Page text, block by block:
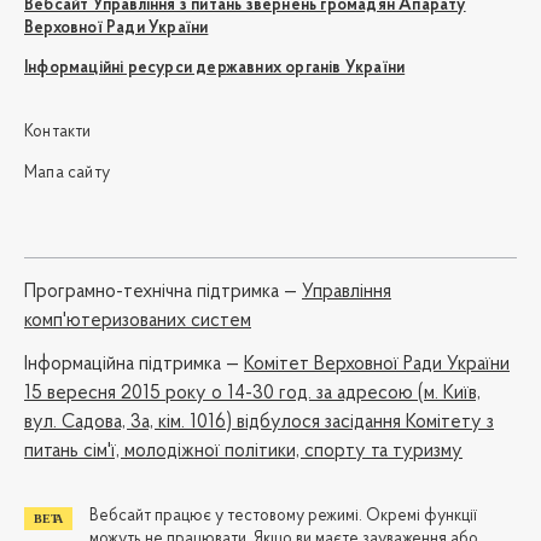
Вебсайт Управління з питань звернень громадян Апарату
Верховної Ради України
Інформаційні ресурси державних органів України
Контакти
Мапа сайту
Програмно-технічна підтримка — Управління
комп'ютеризованих систем
Iнформаційна підтримка — Комітет Верховної Ради України
15 вересня 2015 року о 14-30 год. за адресою (м. Київ,
вул. Садова, 3а, кім. 1016) відбулося засідання Комітету з
питань сім'ї, молодіжної політики, спорту та туризму
Вебсайт працює у тестовому режимі. Окремі функції